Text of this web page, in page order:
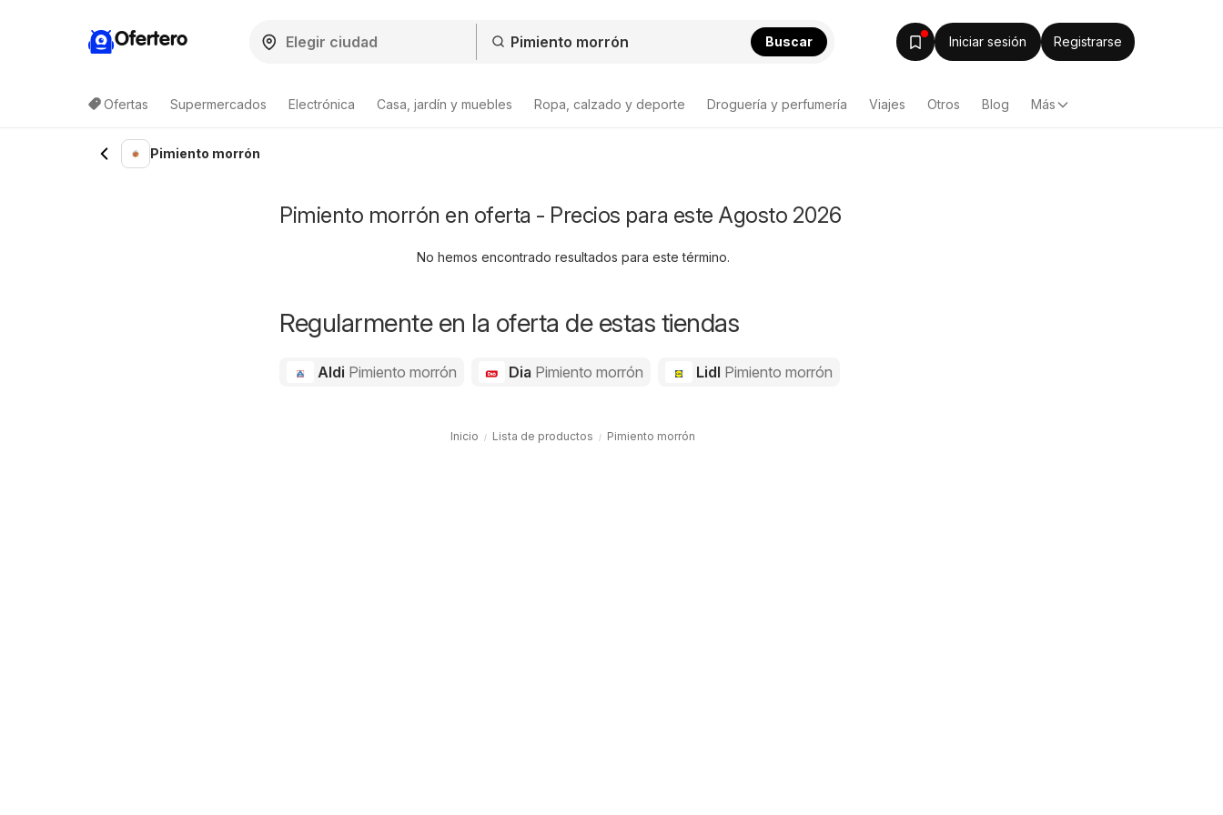
Ofertero Buscar Iniciar sesión Registrarse
Ofertas Supermercados Electrónica Casa, jardín y muebles Ropa, calzado y deporte Droguería y perfumería Viajes Otros Blog Más
Pimiento morrón
Pimiento morrón en oferta - Precios para este Agosto 2026
No hemos encontrado resultados para este término.
Regularmente en la oferta de estas tiendas
Aldi Pimiento morrón Dia Pimiento morrón Lidl Pimiento morrón
Inicio Lista de productos Pimiento morrón